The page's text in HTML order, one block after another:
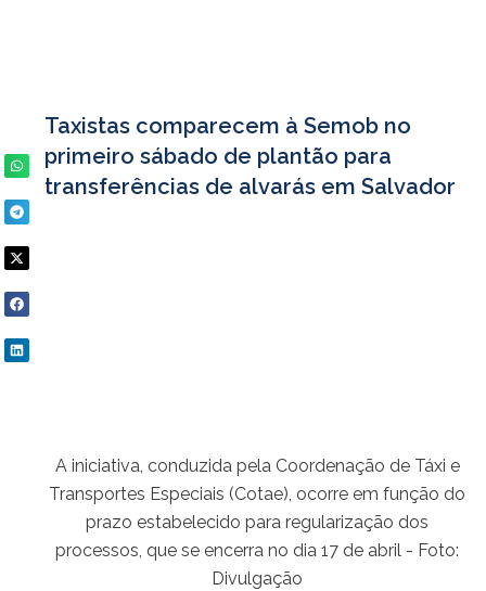
Taxistas comparecem à Semob no
primeiro sábado de plantão para
transferências de alvarás em Salvador
A iniciativa, conduzida pela Coordenação de Táxi e
Transportes Especiais (Cotae), ocorre em função do
prazo estabelecido para regularização dos
processos, que se encerra no dia 17 de abril - Foto:
Divulgação